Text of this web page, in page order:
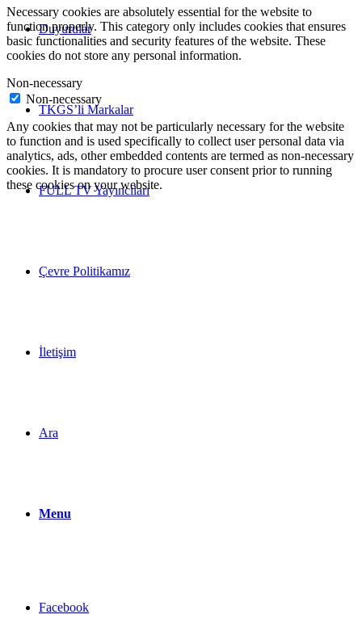
Duyurular
TKGS’li Markalar
FULL TV Yayıncıları
Çevre Politikamız
İletişim
Ara
Menu
Facebook
Necessary cookies are absolutely essential for the website to
function properly. This category only includes cookies that ensures
basic functionalities and security features of the website. These
cookies do not store any personal information.
Non-necessary
Non-necessary
Any cookies that may not be particularly necessary for the website
to function and is used specifically to collect user personal data via
analytics, ads, other embedded contents are termed as non-necessary
cookies. It is mandatory to procure user consent prior to running
these cookies on your website.